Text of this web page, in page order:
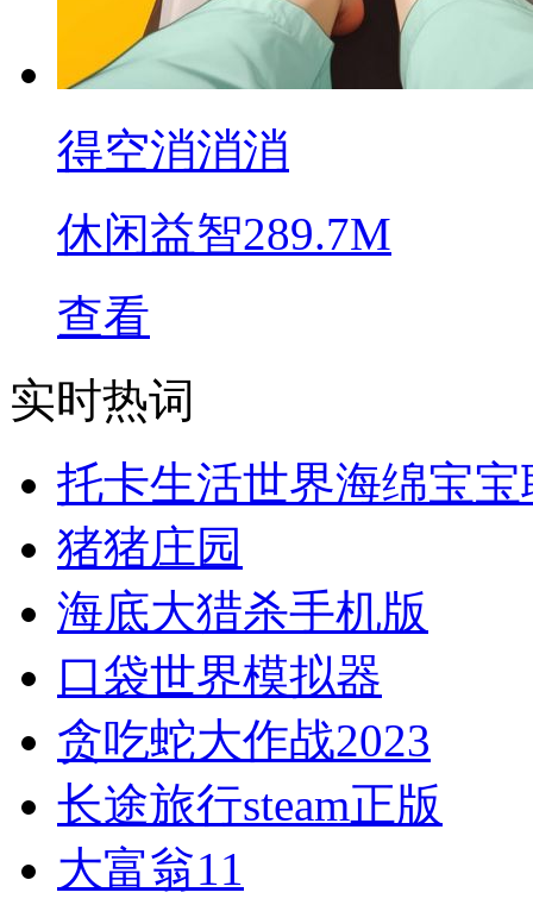
得空消消消
休闲益智289.7M
查看
实时热词
托卡生活世界海绵宝
猪猪庄园
海底大猎杀手机版
口袋世界模拟器
贪吃蛇大作战2023
长途旅行steam正版
大富翁11